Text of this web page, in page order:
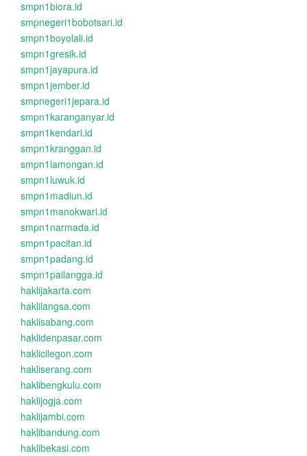
smpn1biora.id
smpnegeri1bobotsari.id
smpn1boyolali.id
smpn1gresik.id
smpn1jayapura.id
smpn1jember.id
smpnegeri1jepara.id
smpn1karanganyar.id
smpn1kendari.id
smpn1kranggan.id
smpn1lamongan.id
smpn1luwuk.id
smpn1madiun.id
smpn1manokwari.id
smpn1narmada.id
smpn1pacitan.id
smpn1padang.id
smpn1pailangga.id
haklijakarta.com
haklilangsa.com
haklisabang.com
haklidenpasar.com
haklicilegon.com
hakliserang.com
haklibengkulu.com
haklijogja.com
haklijambi.com
haklibandung.com
haklibekasi.com